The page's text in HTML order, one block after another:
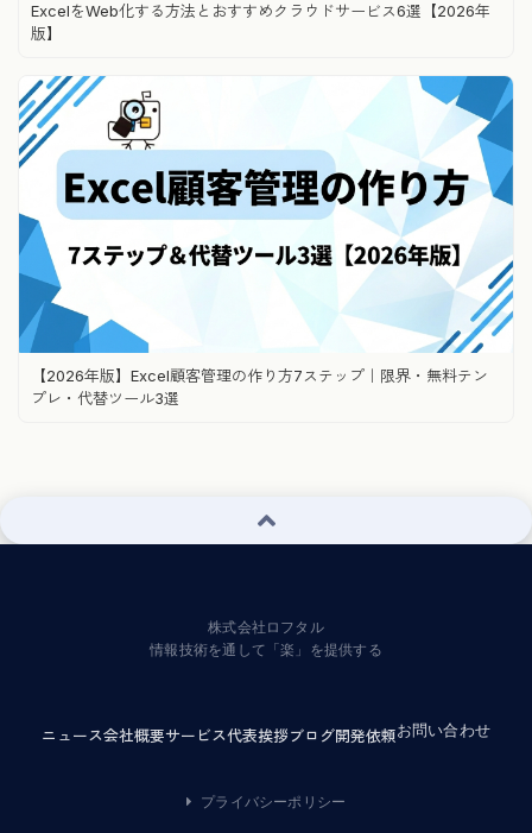
ExcelをWeb化する方法とおすすめクラウドサービス6選【2026年
版】
【2026年版】Excel顧客管理の作り方7ステップ｜限界・無料テン
プレ・代替ツール3選
株式会社ロフタル
情報技術を通して「楽」を提供する
ニュース会社概要サービス代表挨拶ブログ開発依頼お問い合わせ
プライバシーポリシー